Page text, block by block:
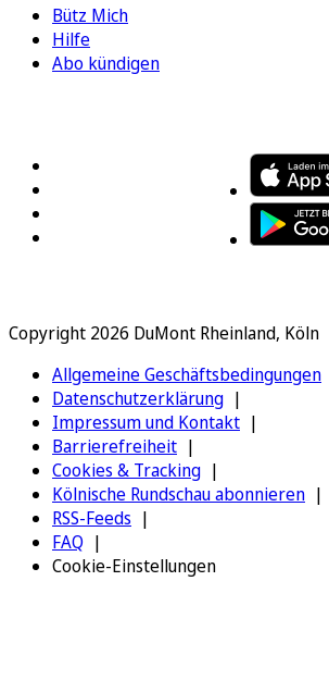
Bütz Mich
Hilfe
Abo kündigen
Copyright 2026 DuMont Rheinland, Köln
Allgemeine Geschäftsbedingungen
Datenschutzerklärung
Impressum und Kontakt
Barrierefreiheit
Cookies & Tracking
Kölnische Rundschau abonnieren
RSS-Feeds
FAQ
Cookie-Einstellungen